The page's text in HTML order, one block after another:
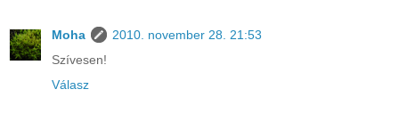
Moha
2010. november 28. 21:53
Szívesen!
Válasz